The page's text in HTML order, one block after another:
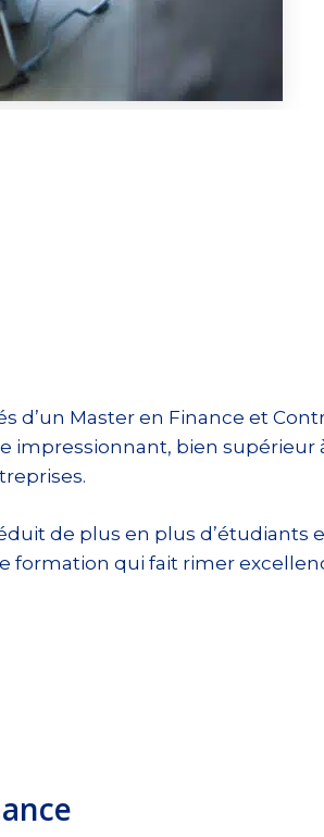
d’un Master en Finance et
impressionnant, bien supérieur
de plus en plus d’étudiants
formation qui fait rimer